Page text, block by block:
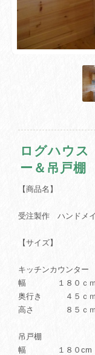
ログハウ
ー＆吊戸
【商品名】
受注製作 ハンドメ
【サイズ】
キッチンカウンター
幅 １８０ｃｍ
奥行き ４５ｃｍ
高さ ８５ｃｍ
吊戸棚
幅 １８０cm